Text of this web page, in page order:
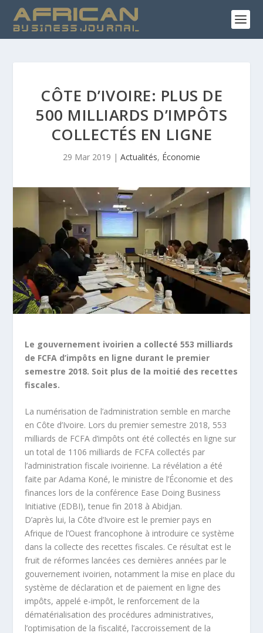
CÔTE D’IVOIRE: PLUS DE
500 MILLIARDS D’IMPÔTS
COLLECTÉS EN LIGNE
29 Mar 2019 | Actualités, Économie
Le gouvernement ivoirien a collecté 553 milliards
de FCFA d’impôts en ligne durant le premier
semestre 2018. Soit plus de la moitié des recettes
fiscales.
La numérisation de l’administration semble en marche
en Côte d’Ivoire. Lors du premier semestre 2018, 553
milliards de FCFA d’impôts ont été collectés en ligne sur
un total de 1106 milliards de FCFA collectés par
l’administration fiscale ivoirienne. La révélation a été
faite par Adama Koné, le ministre de l’Économie et des
finances lors de la conférence Ease Doing Business
Initiative (EDBI), tenue fin 2018 à Abidjan.
D’après lui, la Côte d’Ivoire est le premier pays en
Afrique de l’Ouest francophone à introduire ce système
dans la collecte des recettes fiscales. Ce résultat est le
fruit de réformes lancées ces dernières années par le
gouvernement ivoirien, notamment la mise en place du
système de déclaration et de paiement en ligne des
impôts, appelé e-impôt, le renforcement de la
dématérialisation des procédures administratives,
l’optimisation de la fiscalité, l’accroissement de la